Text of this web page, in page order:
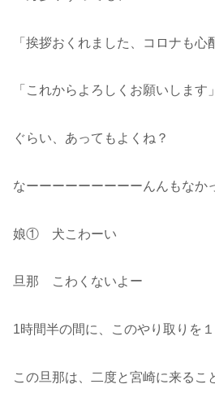
「挨拶おくれました、コロナも心
「これからよろしくお願いします」
ぐらい、あってもよくね？
なーーーーーーーーーんんもなか
娘① 犬こわーい
旦那 こわくないよー
1時間半の間に、このやり取りを
この旦那は、二度と宮崎に来るこ